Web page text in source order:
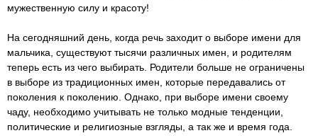
мужественную силу и красоту!
На сегодняшний день, когда речь заходит о выборе имени для
мальчика, существуют тысячи различных имен, и родителям
теперь есть из чего выбирать. Родители больше не ограничены
в выборе из традиционных имен, которые передавались от
поколения к поколению. Однако, при выборе имени своему
чаду, необходимо учитывать не только модные тенденции,
политические и религиозные взгляды, а так же и время года.